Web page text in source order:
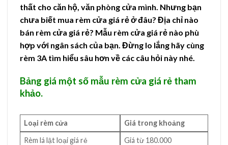
thất cho căn hộ, văn phòng cửa mình. Nhưng bạn
chưa biết mua rèm cửa giá rẻ ở đâu? Địa chỉ nào
bán rèm cửa giá rẻ? Mẫu rèm cửa giá rẻ nào phù
hợp với ngân sách của bạn. Đừng lo lắng hãy cùng
rèm 3A tìm hiểu sâu hơn về các câu hỏi này nhé.
Bảng giá một số mẫu rèm cửa giá rẻ tham
khảo.
Loại rèm cửa
Giá trong khoảng
Rèm lá lật loại giá rẻ
Giá từ 180.000